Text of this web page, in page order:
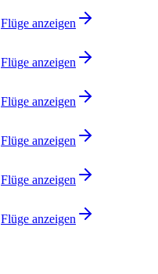
Flüge anzeigen
Flüge anzeigen
Flüge anzeigen
Flüge anzeigen
Flüge anzeigen
Flüge anzeigen